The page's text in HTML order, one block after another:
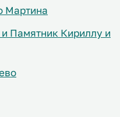
Мартина
Памятник Кириллу и